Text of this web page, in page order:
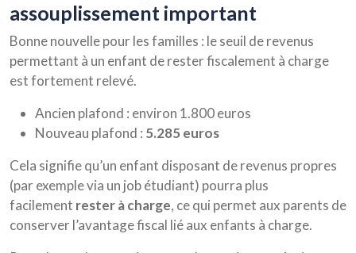
assouplissement important
Bonne nouvelle pour les familles : le seuil de revenus
permettant à un enfant de rester fiscalement à charge
est fortement relevé.
Ancien plafond : environ 1.800 euros
Nouveau plafond : 5.285 euros
Cela signifie qu’un enfant disposant de revenus propres
(par exemple via un job étudiant) pourra plus
facilement rester à charge, ce qui permet aux parents de
conserver l’avantage fiscal lié aux enfants à charge.